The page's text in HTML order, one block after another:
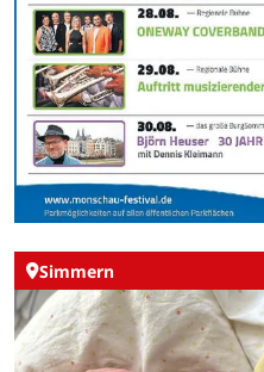
Simmern